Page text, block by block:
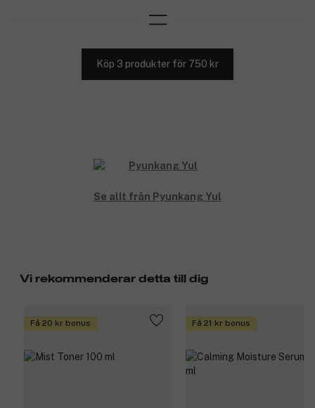
Köp 3 produkter för 750 kr
Se allt från Pyunkang Yul
Vi rekommenderar detta till dig
Få 20 kr bonus Få 21 kr bonus